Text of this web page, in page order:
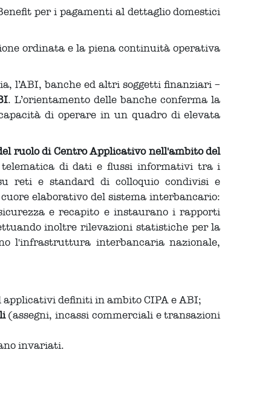
per i pagamenti al dettaglio domestici
ordinata e la piena continuità operativa
l’ABI, banche ed altri soggetti finanziari –
. L’orientamento delle banche conferma la
di operare in un quadro di elevata
ruolo di Centro Applicativo nell'ambito del
di dati e flussi informativi tra i
reti e standard di colloquio condivisi e
elaborativo del sistema interbancario:
e recapito e instaurano i rapporti
inoltre rilevazioni statistiche per la
l'infrastruttura interbancaria nazionale,
definiti in ambito CIPA e ABI;
(assegni, incassi commerciali e transazioni
invariati.